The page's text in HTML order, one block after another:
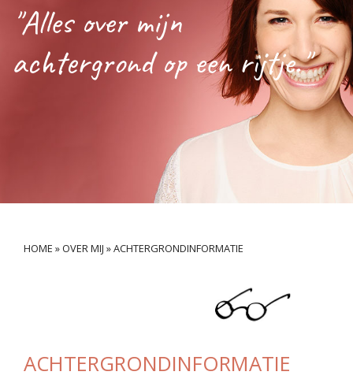
"Alles over mijn
achtergrond op een rijtje."
HOME » OVER MIJ »ACHTERGRONDINFORMATIE
ACHTERGRONDINFORMATIE